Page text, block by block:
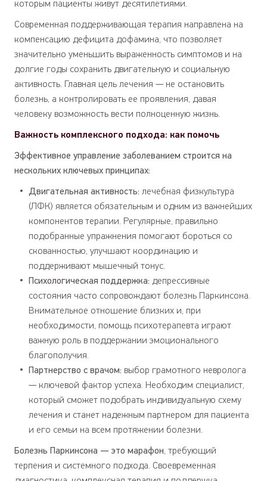
которым пациенты живут десятилетиями.
Современная поддерживающая терапия направлена на
компенсацию дефицита дофамина, что позволяет
значительно уменьшить выраженность симптомов и на
долгие годы сохранить двигательную и социальную
активность. Главная цель лечения — не остановить
болезнь, а контролировать ее проявления, давая
человеку возможность вести полноценную жизнь.
Важность комплексного подхода: как помочь
Эффективное управление заболеванием строится на
нескольких ключевых принципах:
Двигательная активность: лечебная физкультура
(ЛФК) является обязательным и одним из важнейших
компонентов терапии. Регулярные, правильно
подобранные упражнения помогают бороться со
скованностью, улучшают координацию и
поддерживают мышечный тонус.
Психологическая поддержка: депрессивные
состояния часто сопровождают болезнь Паркинсона.
Внимательное отношение близких и, при
необходимости, помощь психотерапевта играют
важную роль в поддержании эмоционального
благополучия.
Партнерство с врачом: выбор грамотного невролога
— ключевой фактор успеха. Необходим специалист,
который сможет подобрать индивидуальную схему
лечения и станет надежным партнером для пациента
и его семьи на всем протяжении болезни.
Болезнь Паркинсона — это марафон, требующий
терпения и системного подхода. Своевременная